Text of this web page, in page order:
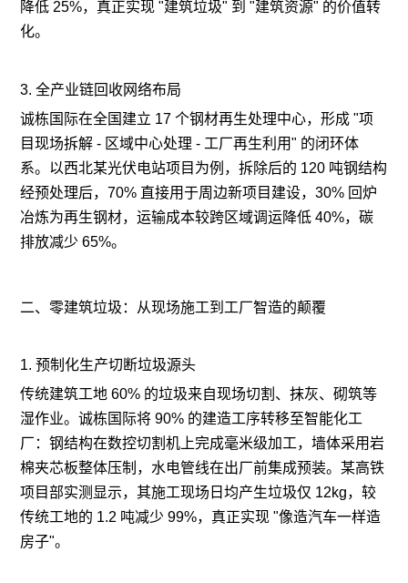
降低 25%，真正实现 "建筑垃圾" 到 "建筑资源" 的价值转
化。
3. 全产业链回收网络布局
诚栋国际在全国建立 17 个钢材再生处理中心，形成 "项
目现场拆解 - 区域中心处理 - 工厂再生利用" 的闭环体
系。以西北某光伏电站项目为例，拆除后的 120 吨钢结构
经预处理后，70% 直接用于周边新项目建设，30% 回炉
冶炼为再生钢材，运输成本较跨区域调运降低 40%，碳
排放减少 65%。
二、零建筑垃圾：从现场施工到工厂智造的颠覆
1. 预制化生产切断垃圾源头
传统建筑工地 60% 的垃圾来自现场切割、抹灰、砌筑等
湿作业。诚栋国际将 90% 的建造工序转移至智能化工
厂：钢结构在数控切割机上完成毫米级加工，墙体采用岩
棉夹芯板整体压制，水电管线在出厂前集成预装。某高铁
项目部实测显示，其施工现场日均产生垃圾仅 12kg，较
传统工地的 1.2 吨减少 99%，真正实现 "像造汽车一样造
房子"。